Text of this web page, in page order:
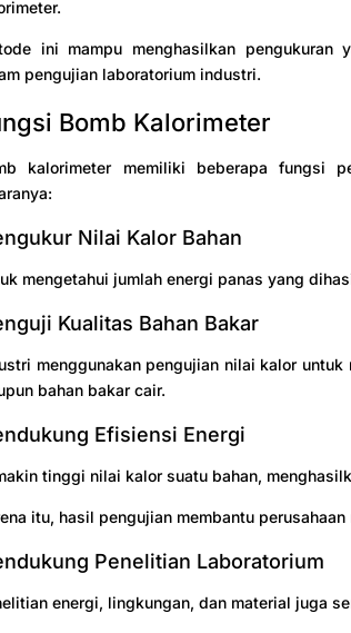
ini mampu menghasilkan pengukuran
pengujian laboratorium industri.
Bomb Kalorimeter
kalorimeter memiliki beberapa fungsi
Nilai Kalor Bahan
mengetahui jumlah energi panas yang
Kualitas Bahan Bakar
menggunakan pengujian nilai kalor
bahan bakar cair.
Efisiensi Energi
tinggi nilai kalor suatu bahan,
itu, hasil pengujian membantu
Penelitian Laboratorium
energi, lingkungan, dan material juga